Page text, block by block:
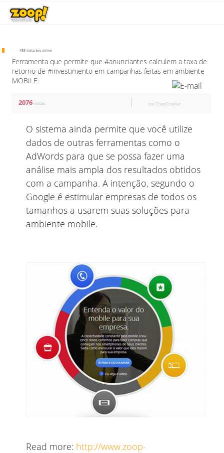
483 visitantes online
Ferramenta que permite que #anunciantes calculem a taxa de
retorno de #investimento em campanhas feitas em ambiente
MOBILE.
por ZoopCreative
2076visitas.
O sistema ainda permite que você utilize
dados de outras ferramentas como o
AdWords para que se possa fazer uma
análise mais ampla dos resultados obtidos
com a campanha. A intenção, segundo o
Google é estimular empresas de todos os
tamanhos a usarem suas soluções para
ambiente mobile.
Read more: http://www.zoop-